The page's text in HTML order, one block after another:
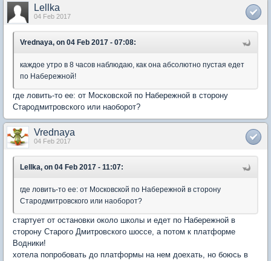
Lellka
04 Feb 2017
Vrednaya, on 04 Feb 2017 - 07:08:
каждое утро в 8 часов наблюдаю, как она абсолютно пустая едет
по Набережной!
где ловить-то ее: от Московской по Набережной в сторону
Стародмитровского или наоборот?
Vrednaya
04 Feb 2017
Lellka, on 04 Feb 2017 - 11:07:
где ловить-то ее: от Московской по Набережной в сторону
Стародмитровского или наоборот?
стартует от остановки около школы и едет по Набережной в
сторону Старого Дмитровского шоссе, а потом к платформе
Водники!
хотела попробовать до платформы на нем доехать, но боюсь в